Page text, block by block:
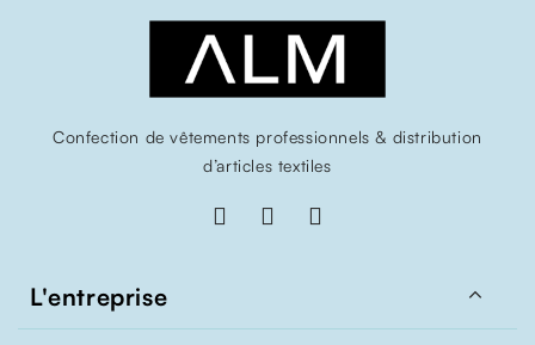
Confection de vêtements professionnels & distribution
d’articles textiles
L'entreprise 